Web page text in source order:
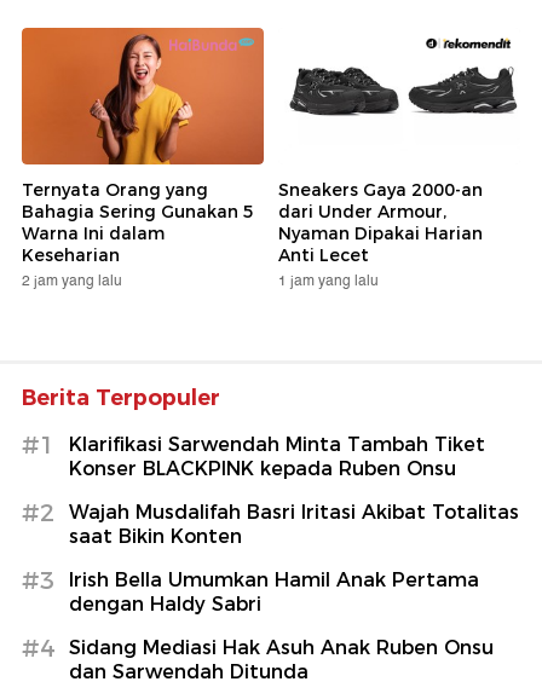
Ternyata Orang yang
Bahagia Sering Gunakan 5
Warna Ini dalam
Keseharian
2 jam yang lalu
Sneakers Gaya 2000-an
dari Under Armour,
Nyaman Dipakai Harian
Anti Lecet
1 jam yang lalu
Berita Terpopuler
#1
Klarifikasi Sarwendah Minta Tambah Tiket
Konser BLACKPINK kepada Ruben Onsu
#2
Wajah Musdalifah Basri Iritasi Akibat Totalitas
saat Bikin Konten
#3
Irish Bella Umumkan Hamil Anak Pertama
dengan Haldy Sabri
#4
Sidang Mediasi Hak Asuh Anak Ruben Onsu
dan Sarwendah Ditunda